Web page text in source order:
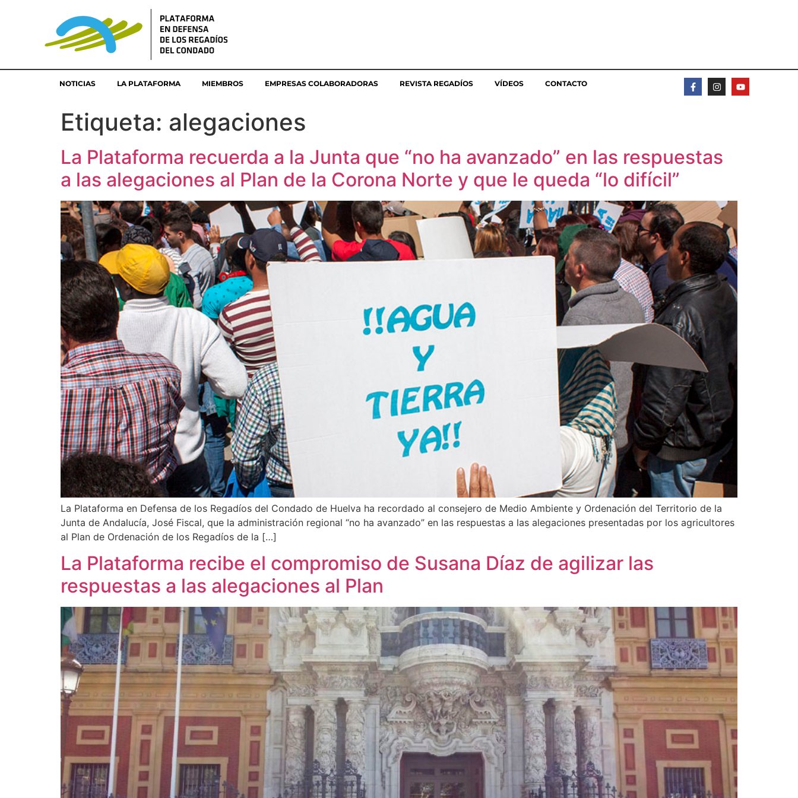
NOTICIAS LA PLATAFORMA MIEMBROS EMPRESAS COLABORADORAS REVISTA REGADÍOS VÍDEOS CONTACTO
Etiqueta: alegaciones
La Plataforma recuerda a la Junta que “no ha avanzado” en las respuestas
a las alegaciones al Plan de la Corona Norte y que le queda “lo difícil”
La Plataforma en Defensa de los Regadíos del Condado de Huelva ha recordado al consejero de Medio Ambiente y Ordenación del Territorio de la
Junta de Andalucía, José Fiscal, que la administración regional “no ha avanzado” en las respuestas a las alegaciones presentadas por los agricultores
al Plan de Ordenación de los Regadíos de la […]
La Plataforma recibe el compromiso de Susana Díaz de agilizar las
respuestas a las alegaciones al Plan